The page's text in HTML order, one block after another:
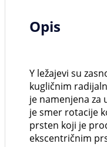
Opis
Y ležajevi su
kugličnim
je namenjena za
je smer rotacije
prsten koji je
ekscentričnim